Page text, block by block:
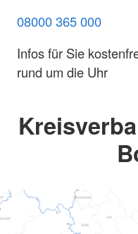
08000 365 000
Infos für Sie
rund um die Uhr